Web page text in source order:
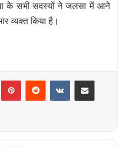
के सभी सदस्यों ने जलसा में आने
व्यक्त किया है।